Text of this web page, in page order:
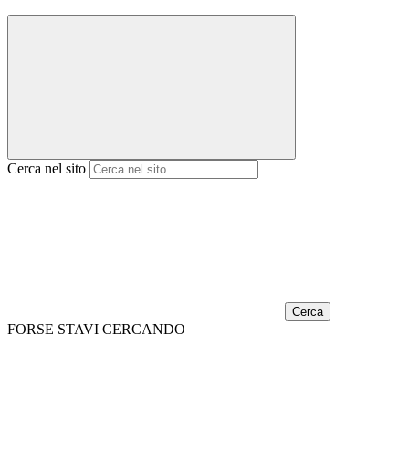
Cerca nel sito
Cerca
FORSE STAVI CERCANDO